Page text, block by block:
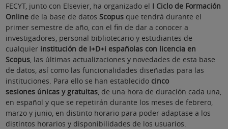
FECYT, junto con Elsevier, ha organizado el I Ciclo de Formación
Online de la base de datosScopus que tendrá durante el
primer semestre de año, con el fin de dar a conocer a
investigadores, personal bibliotecario y estudiantes de
cualquier institución de I+D+i españolas con licencia en
Scopus , las últimas actualizaciones y novedades de esta base
de datos, así como las funcionalidades diseñadas para las
instituciones. Para ello se han establecido cinco
sesiones únicas y gratuitas , de una hora de duración cada una,
en español y que se repetirán durante los meses de febrero,
marzo y junio, en distinto horario para poder adaptase a los
distintos horarios y disponibilidades de los usuarios.